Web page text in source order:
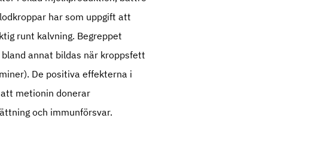
har som uppgift att
runt kalvning. Begreppet
annat bildas när kroppsfett
De positiva effekterna i
metionin donerar
och immunförsvar.